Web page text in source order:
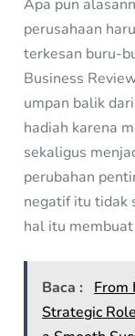
Apa pun
perusahaan
terkesan buru-
Business
umpan balik
hadiah karena
sekaligus
perubahan
negatif itu tidak
hal itu
Baca :
From
Strategic